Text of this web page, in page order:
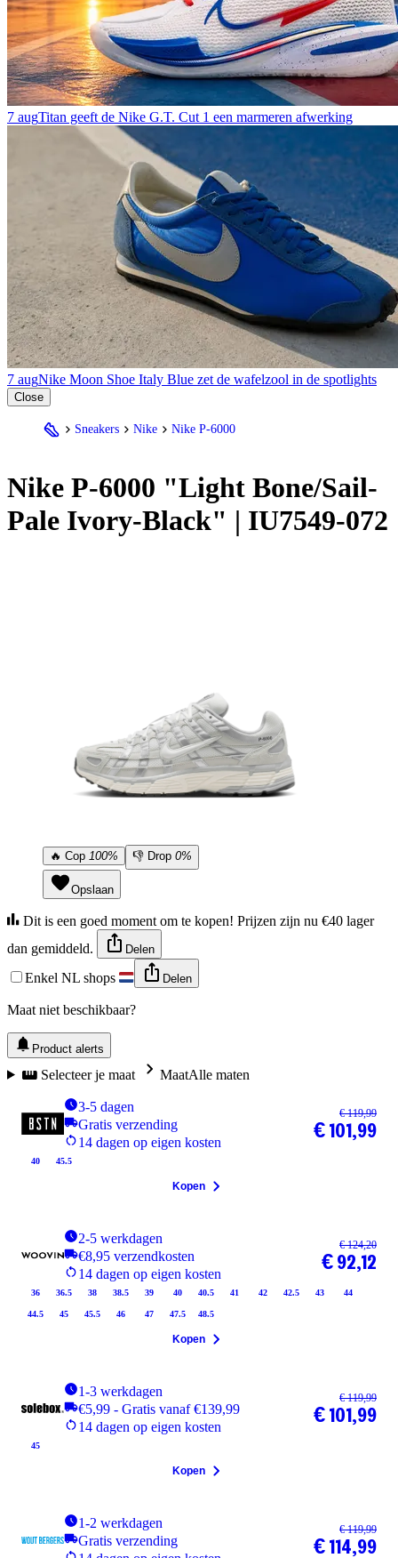
7 augTitan geeft de Nike G.T. Cut 1 een marmeren afwerking
7 augNike Moon Shoe Italy Blue zet de wafelzool in de spotlights
Close
Sneakers Nike Nike P-6000
Nike P-6000 "Light Bone/Sail-
Pale Ivory-Black" | IU7549-072
🔥 Cop 100% 👎 Drop 0%
Opslaan
Dit is een goed moment om te kopen! Prijzen zijn nu €40 lager
dan gemiddeld.
Delen
Enkel NL shops Delen
Maat niet beschikbaar?
Product alerts
Selecteer je maat MaatAlle maten
3-5 dagen
Gratis verzending
14 dagen op eigen kosten
40 45.5
€ 119,99
€ 101,99
Kopen
2-5 werkdagen
€8,95 verzendkosten
14 dagen op eigen kosten
36 36.5 38 38.5 39 40 40.5 41 42 42.5 43 44
44.5 45 45.5 46 47 47.5 48.5
€ 124,20
€ 92,12
Kopen
1-3 werkdagen
€5,99 - Gratis vanaf €139,99
14 dagen op eigen kosten
45
€ 119,99
€ 101,99
Kopen
1-2 werkdagen
Gratis verzending
€ 119,99
€ 114,99